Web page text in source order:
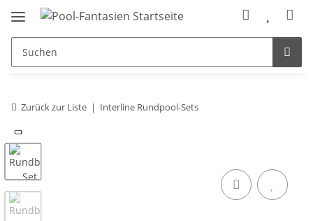
Zurück zur Liste Interline Rundpool-Sets